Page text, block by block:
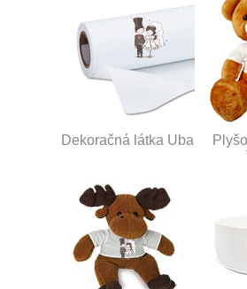
Dekoračná látka Uba